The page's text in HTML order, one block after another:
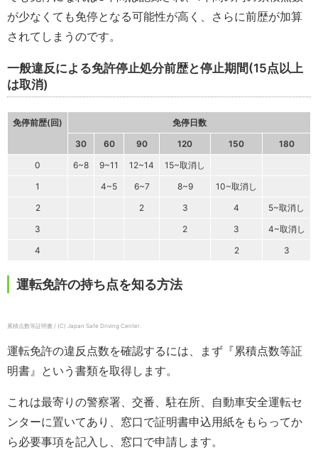
が少なくても免停となる可能性が高く、さらに前歴が加算
されてしまうのです。
一般違反による免許停止処分前歴と停止期間(15点以上
は取消)
免停前歴(回)
免停日数
30
60 90 120 150
180
0
6~8 9~11 12~14
15~取消し
1
4~5 6~7 8~9
10~取消し
2
2 3 4
5~取消し
3
2 3
4~取消し
4
2 3
運転免許の持ち点を知る方法
累積点数等証明書 / (C) Japan Safe Driving Center.
運転免許の違反点数を確認するには、まず『累積点数等証
明書』という書類を取得します。
これは最寄りの警察署、交番、駐在所、自動車安全運転セ
ンターに置いてあり、窓口で証明書申込用紙をもらってか
ら必要事項を記入し、窓口で申請します。